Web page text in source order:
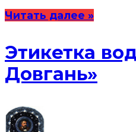
Читать далее »
Этикетка
Довгань»